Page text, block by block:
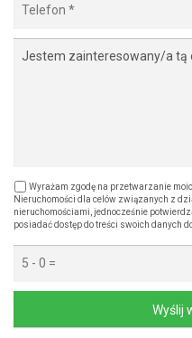
Wyrażam zgodę na przetwarzanie
Nieruchomości dla celów związanych z
nieruchomościami, jednocześnie
posiadać dostęp do treści swoich danych
Wyślij